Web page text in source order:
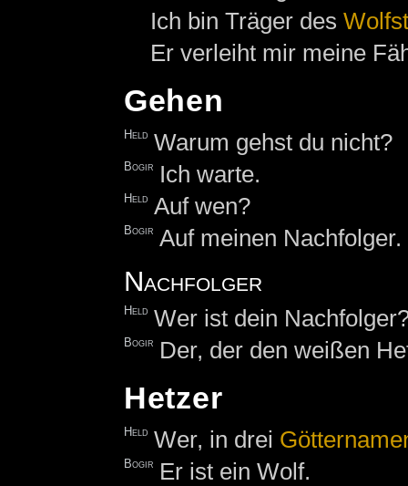
Ich bin Träger des
Er verleiht mir meine
Gehen
Held Warum gehst du nicht?
Bogir Ich warte.
Held Auf wen?
Bogir Auf meinen
Nachfolger
Held Wer ist dein
Bogir Der, der den weißen
Hetzer
Held Wer, in drei
Bogir
Er ist ein Wolf.